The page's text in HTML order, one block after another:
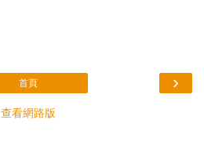
›
首頁
查看網路版